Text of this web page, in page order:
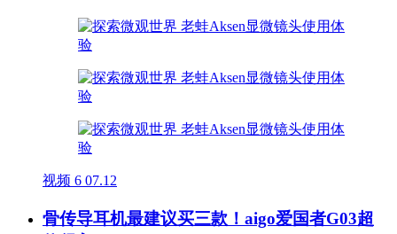
视频 6 07.12
骨传导耳机最建议买三款！aigo爱国者G03超